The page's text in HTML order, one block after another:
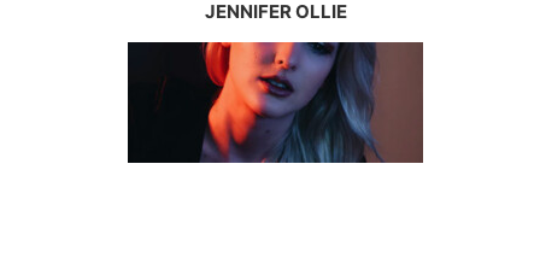
JENNIFER OLLIE